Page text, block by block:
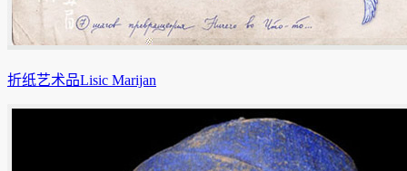
折纸艺术品Lisic Marijan